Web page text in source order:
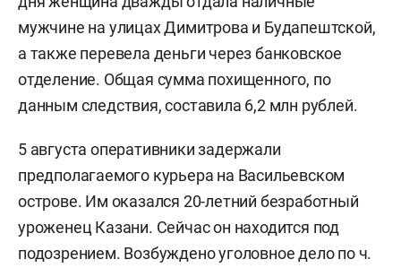
мужчине на улицах Димитрова и Будапештской,
а также перевела деньги через банковское
отделение. Общая сумма похищенного, по
данным следствия, составила 6,2 млн рублей.
5 августа оперативники задержали
предполагаемого курьера на Васильевском
острове. Им оказался 20-летний безработный
уроженец Казани. Сейчас он находится под
подозрением. Возбуждено уголовное дело по ч.